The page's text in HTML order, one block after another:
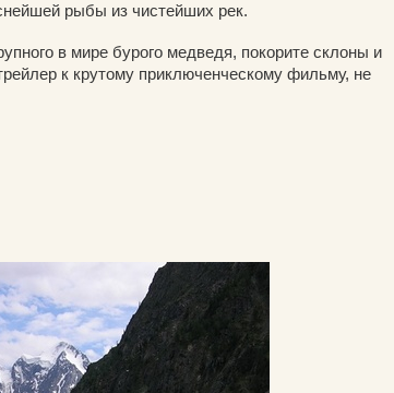
рыбы из чистейших рек.
в мире бурого медведя, покорите склоны и
к крутому приключенческому фильму, не